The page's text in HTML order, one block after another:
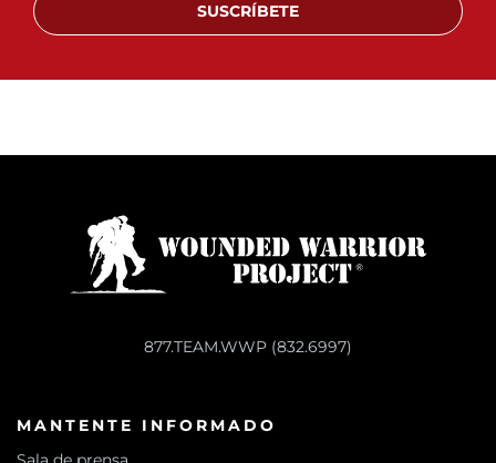
SUSCRÍBETE
877.TEAM.WWP (832.6997)
MANTENTE INFORMADO